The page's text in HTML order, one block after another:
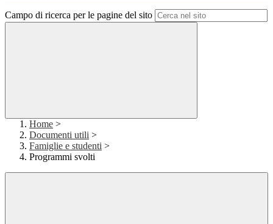
Campo di ricerca per le pagine del sito
Home >
Documenti utili >
Famiglie e studenti >
Programmi svolti